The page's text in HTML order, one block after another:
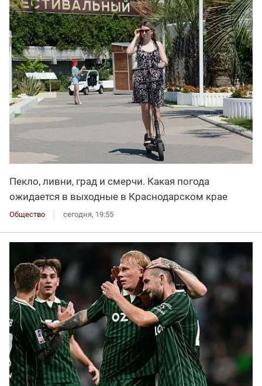
Пекло, ливни, град и смерчи. Какая погода
ожидается в выходные в Краснодарском крае
Общество сегодня, 19:55